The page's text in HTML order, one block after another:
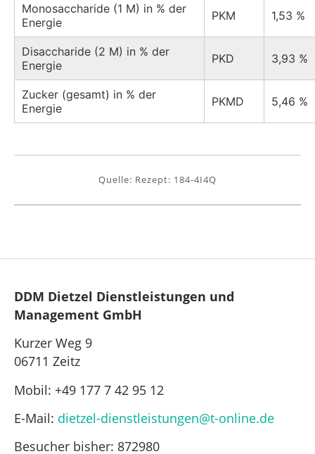
Monosaccharide (1 M) in % der
Energie
PKM 1,53 %
Disaccharide (2 M) in % der
Energie
PKD 3,93 %
Zucker (gesamt) in % der
Energie
PKMD 5,46 %
Quelle: Rezept: 184-4I4Q
DDM Dietzel Dienstleistungen und
Management GmbH
Kurzer Weg 9
06711 Zeitz
Mobil: +49 177 7 42 95 12
E-Mail: dietzel-dienstleistungen@t-online.de
Besucher bisher: 872980